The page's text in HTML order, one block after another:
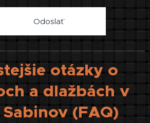
Odoslať
otázky o
a dlažbách v
(FAQ)